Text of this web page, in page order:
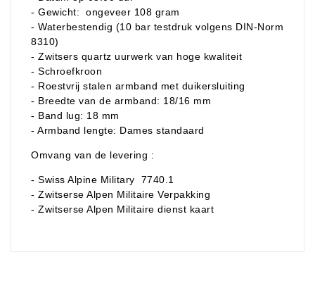
- Gewicht: ongeveer 108 gram
- Waterbestendig (10 bar testdruk volgens DIN-Norm
8310)
- Zwitsers quartz uurwerk van hoge kwaliteit
- Schroefkroon
- Roestvrij stalen armband met duikersluiting
- Breedte van de armband: 18/16 mm
- Band lug: 18 mm
- Armband lengte: Dames standaard
Omvang van de levering :
- Swiss Alpine Military 7740.1
- Zwitserse Alpen Militaire Verpakking
- Zwitserse Alpen Militaire dienst kaart